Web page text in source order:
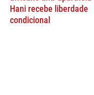
Hani recebe liberdade
condicional